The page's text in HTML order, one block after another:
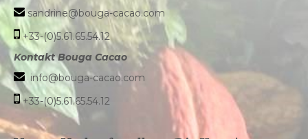
sandrine@bouga-cacao.com
+33-(0)5.61.65.54.12
Kontakt Bouga Cacao
info@bouga-cacao.com
+33-(0)5.61.65.54.12